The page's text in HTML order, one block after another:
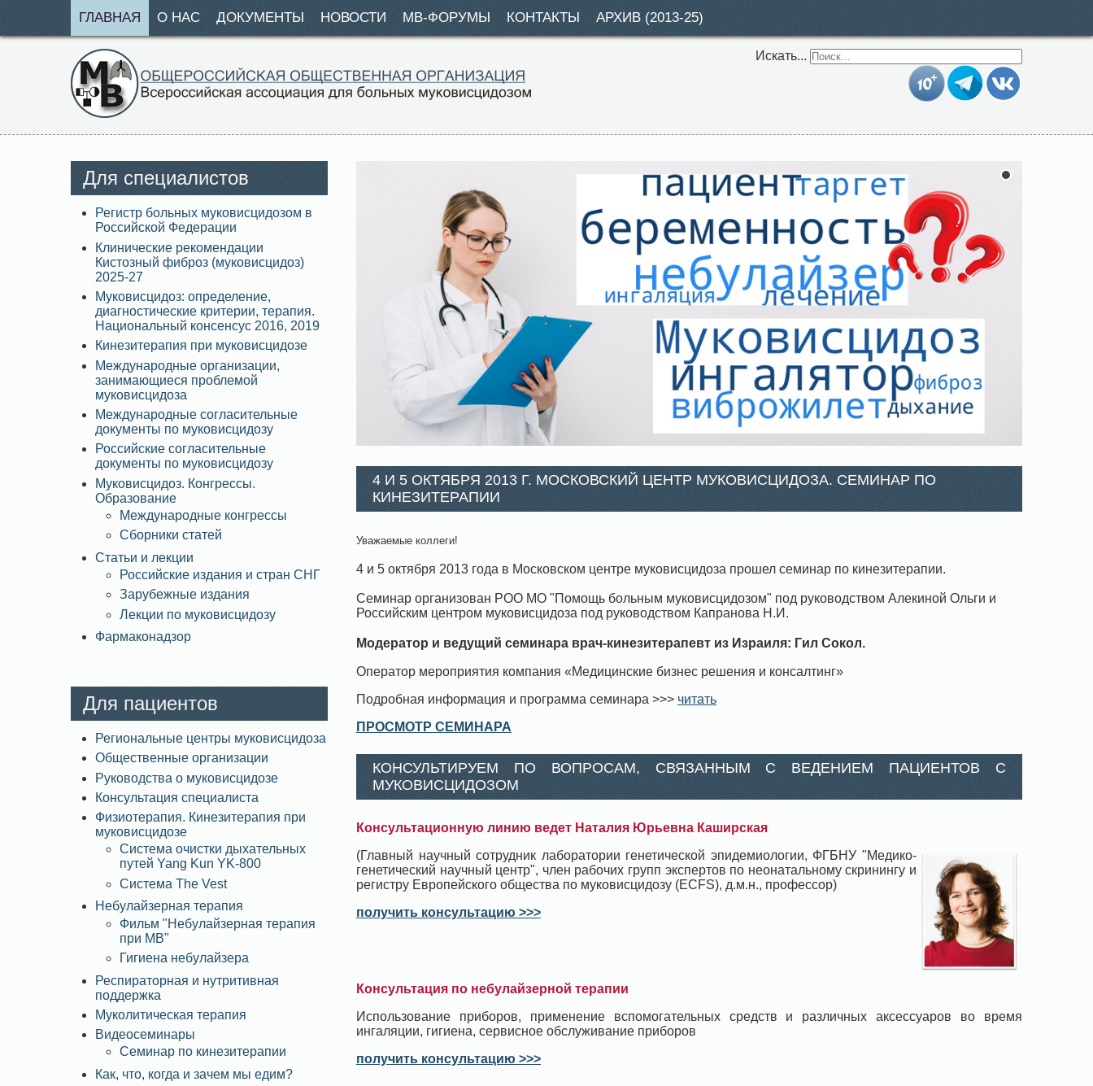
ГЛАВНАЯ О НАС ДОКУМЕНТЫ НОВОСТИ МВ-ФОРУМЫ КОНТАКТЫ АРХИВ (2013-25)
Искать...
4 И 5 ОКТЯБРЯ 2013 Г. МОСКОВСКИЙ ЦЕНТР МУКОВИСЦИДОЗА. СЕМИНАР ПО
КИНЕЗИТЕРАПИИ
Уважаемые коллеги!
4 и 5 октября 2013 года в Московском центре муковисцидоза прошел семинар по кинезитерапии.
Семинар организован РОО МО "Помощь больным муковисцидозом" под руководством Алекиной Ольги и
Российским центром муковисцидоза под руководством Капранова Н.И.
Модератор и ведущий семинара врач-кинезитерапевт из Израиля: Гил Сокол.
Оператор мероприятия компания «Медицинские бизнес решения и консалтинг»
Подробная информация и программа семинара >>> читать
ПРОСМОТР СЕМИНАРА
КОНСУЛЬТИРУЕМ ПО ВОПРОСАМ, СВЯЗАННЫМ С ВЕДЕНИЕМ ПАЦИЕНТОВ С
МУКОВИСЦИДОЗОМ
Консультационную линию ведет Наталия Юрьевна Каширская
(Главный научный сотрудник лаборатории генетической эпидемиологии, ФГБНУ "Медико-
генетический научный центр", член рабочих групп экспертов по неонатальному скринингу и
регистру Европейского общества по муковисцидозу (ECFS), д.м.н., профессор)
получить консультацию >>>
Консультация по небулайзерной терапии
Использование приборов, применение вспомогательных средств и различных аксессуаров во время
ингаляции, гигиена, сервисное обслуживание приборов
получить консультацию >>>
Для специалистов
Регистр больных муковисцидозом в
Российской Федерации
Клинические рекомендации
Кистозный фиброз (муковисцидоз)
2025-27
Муковисцидоз: определение,
диагностические критерии, терапия.
Национальный консенсус 2016, 2019
Кинезитерапия при муковисцидозе
Международные организации,
занимающиеся проблемой
муковисцидоза
Международные согласительные
документы по муковисцидозу
Российские согласительные
документы по муковисцидозу
Муковисцидоз. Конгрессы.
Образование
Международные конгрессы
Сборники статей
Статьи и лекции
Российские издания и стран СНГ
Зарубежные издания
Лекции по муковисцидозу
Фармаконадзор
Для пациентов
Региональные центры муковисцидоза
Общественные организации
Руководства о муковисцидозе
Консультация специалиста
Физиотерапия. Кинезитерапия при
муковисцидозе
Система очистки дыхательных
путей Yang Kun YK-800
Система The Vest
Небулайзерная терапия
Фильм "Небулайзерная терапия
при МВ"
Гигиена небулайзера
Респираторная и нутритивная
поддержка
Муколитическая терапия
Видеосеминары
Семинар по кинезитерапии
Как, что, когда и зачем мы едим?